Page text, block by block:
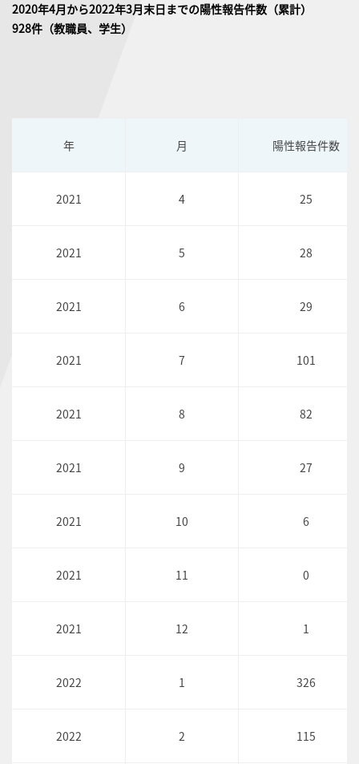
2020年4月から2022年3月末日までの陽性報告件数（累計）
928件（教職員、学生）
年 月 陽性報告件数
2021 4 25
2021 5 28
2021 6 29
2021 7 101
2021 8 82
2021 9 27
2021 10 6
2021 11 0
2021 12 1
2022 1 326
2022 2 115